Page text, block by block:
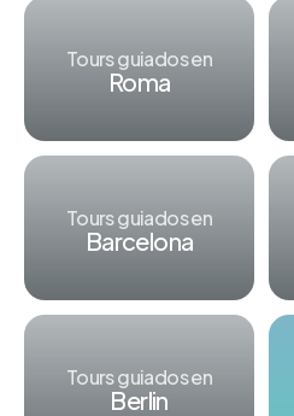
Tours guiados en
Roma
Tours guiados en
Barcelona
Tours guiados en
Berlin